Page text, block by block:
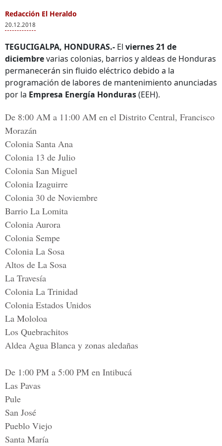
Redacción El Heraldo
20.12.2018
TEGUCIGALPA, HONDURAS.- El viernes 21 de
diciembrevarias colonias, barrios y aldeas de Honduras
permanecerán sin fluido eléctrico debido a la
programación de labores de mantenimiento anunciadas
por la Empresa Energía Honduras(EEH).
De 8:00 AM a 11:00 AM en el Distrito Central, Francisco
Morazán
Colonia Santa Ana
Colonia 13 de Julio
Colonia San Miguel
Colonia Izaguirre
Colonia 30 de Noviembre
Barrio La Lomita
Colonia Aurora
Colonia Sempe
Colonia La Sosa
Altos de La Sosa
La Travesía
Colonia La Trinidad
Colonia Estados Unidos
La Mololoa
Los Quebrachitos
Aldea Agua Blanca y zonas aledañas
De 1:00 PM a 5:00 PM en Intibucá
Las Pavas
Pule
San José
Pueblo Viejo
Santa María